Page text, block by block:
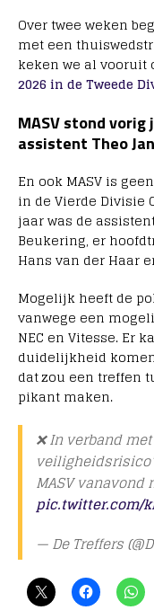
Over twee weken
met een
keken we al vooruit
2026 in de Tweede
MASV stond
assistent Theo
En ook MASV is
in de Vierde Divisie
jaar was de
Beukering, er
Hans van der Haar
Mogelijk heeft de
vanwege een
NEC en Vitesse. Er
duidelijkheid
dat zou een treffen
pikant maken.
❌ In verband
MASV vanavond
pic.twitter.com/
— De Treffers